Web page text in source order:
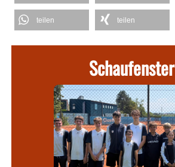
teilen teilen
Schaufenster